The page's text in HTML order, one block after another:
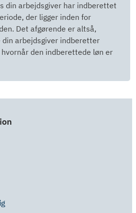
din arbejdsgiver har indberettet
der ligger inden for
Det afgørende er altså,
din arbejdsgiver indberetter
den indberettede løn er